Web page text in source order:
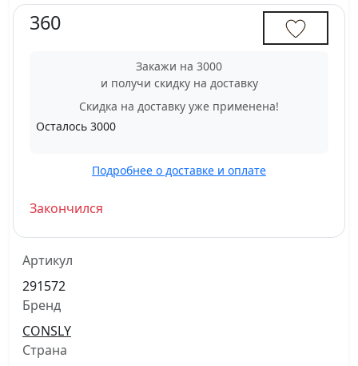
360
Закажи на 3000
и получи скидку на доставку
Скидка на доставку уже применена!
Осталось 3000
Подробнее о доставке и оплате
Закончился
Артикул
291572
Бренд
CONSLY
Страна